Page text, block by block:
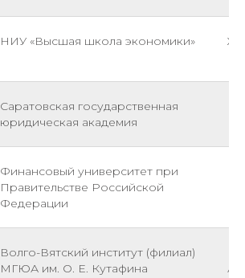
НИУ «Высшая школа экономики»
Саратовская государственная
юридическая академия
Финансовый университет при
Правительстве Российской
Федерации
Волго-Вятский институт (филиал)
МГЮА им. О. Е. Кутафина